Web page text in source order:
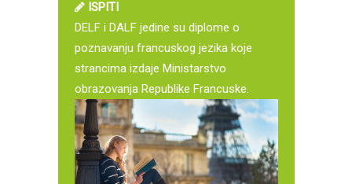
ISPITI
DELF i DALF jedine su diplome o
poznavanju francuskog jezika koje
strancima izdaje Ministarstvo
obrazovanja Republike Francuske.